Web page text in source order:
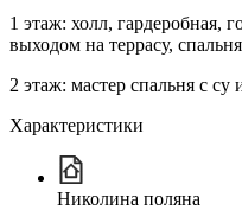
1 этаж: холл, гардеробная,
выходом на террасу,
2 этаж: мастер спальня с су
Характеристики
Николина поляна